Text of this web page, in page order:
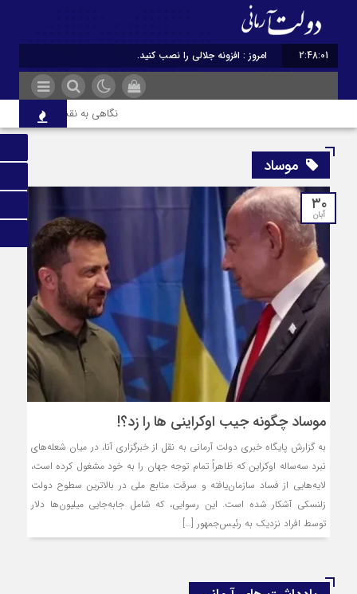
2:48:02 امروز : افزونه جلالی را نصب کنید.
نگاهی به نقش ادبیات
موساد
۳۰
آبان
موساد چگونه جیب اوکراینی ها را زد؟!
به گزارش پایگاه خبری دولت آرمانی به نقل از خبرگزاری آنا، در میان شعله‌های
نبرد سه‌ساله اوکراین که ظاهراً تمام توجه جهان را به خود مشغول کرده است،
لایه‌هایی از فساد سازمان‌یافته و سرقت منابع ملی در بالاترین سطوح دولت
زلنسکی آشکار شده است. این رسوایی، که شامل جابه‌جایی میلیون‌ها دلار
توسط افراد نزدیک به رئیس‌جمهور […]